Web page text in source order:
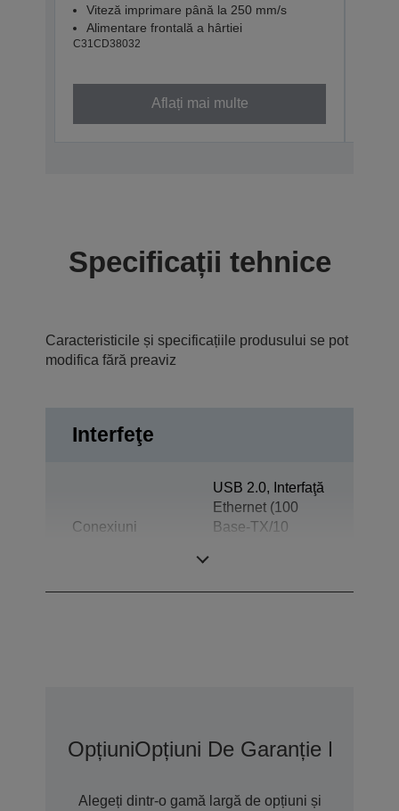
Viteză imprimare până la 250 mm/s
Alimentare frontală a hârtiei
C31CD38032
Aflați mai multe
Specificații tehnice
Caracteristicile și specificațiile produsului se pot
modifica fără preaviz
Interfeţe
Conexiuni
USB 2.0, Interfaţă
Ethernet (100
Base-TX/10
OpțiuniOpțiuni De Garanție
Alegeți dintr-o gamă largă de opțiuni și